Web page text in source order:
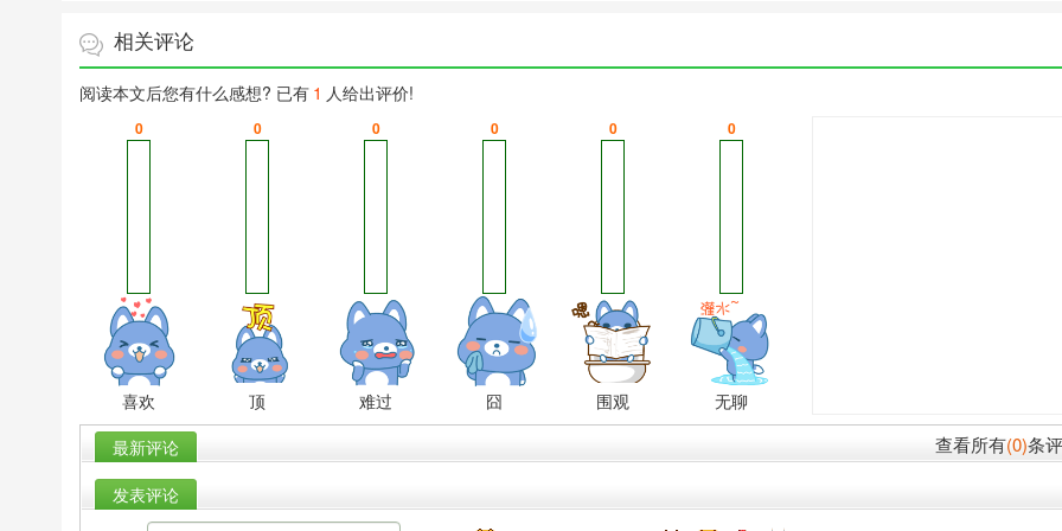
相关评论
阅读本文后您有什么感想? 已有 1 人给出评价!
0
喜欢
0
顶
0
难过
0
囧
0
围观
0
无聊
最新评论
查看所有(0)条
发表评论